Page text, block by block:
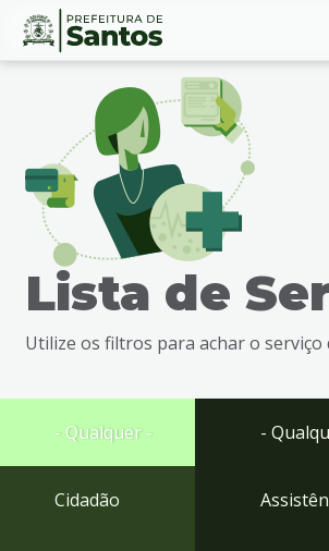
Ir
busca
Ir
rodapé
Conteúdo
Lista de
Utilize os filtros para achar o serviço
- Qualquer -
Cidadão
-